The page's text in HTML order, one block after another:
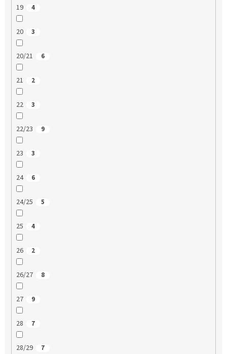
19 4
20 3
20/21 6
21 2
22 3
22/23 9
23 3
24 6
24/25 5
25 4
26 2
26/27 8
27 9
28 7
28/29 7